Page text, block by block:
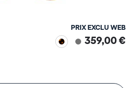
PRIX EXCLU WEB
359,00 €